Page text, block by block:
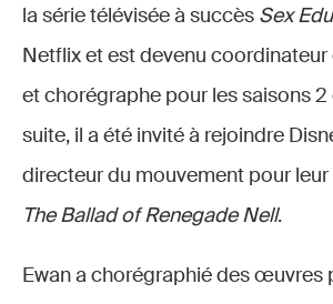
la série télévisée à succès Sex
Netflix et est devenu
et chorégraphe pour les saisons 2
suite, il a été invité à rejoindre
directeur du mouvement pour
The Ballad of Renegade Nell.
Ewan a chorégraphié des œuvres